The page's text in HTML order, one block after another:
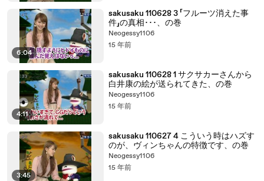
6:04
sakusaku 110628 3 「フルーツ消えた事
件」の真相･･･、の巻
Neogessy1106
15 年前
4:11
sakusaku 110628 1 サクサカーさんから
白井康の絵が送られてきた、の巻
Neogessy1106
15 年前
3:45
sakusaku 110627 4 こういう時はハズす
のが、ヴィンちゃんの特徴です、の巻
Neogessy1106
15 年前